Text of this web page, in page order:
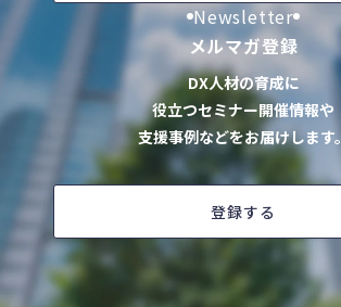
Newsletter
メルマガ登録
DX人材の育成に
役立つセミナー開催情報や
支援事例などをお届けします。
登録する